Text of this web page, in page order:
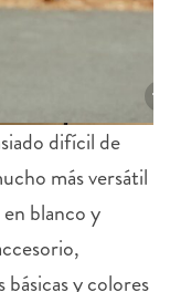
difícil de
más versátil
blanco y
y colores